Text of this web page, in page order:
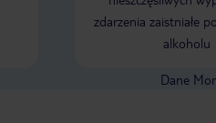
uwielbiających
koralową.(pobyt
zdarzenia zaistniałe
alkoholu
Dane